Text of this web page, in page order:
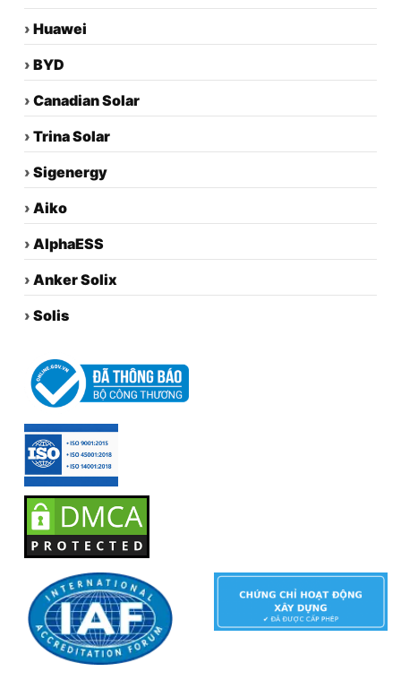
› Huawei
› BYD
› Canadian Solar
› Trina Solar
› Sigenergy
› Aiko
› AlphaESS
› Anker Solix
› Solis